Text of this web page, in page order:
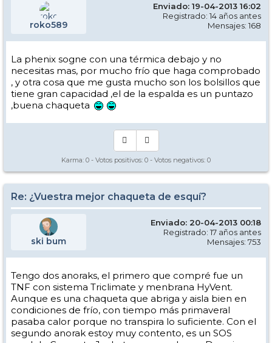
roko589
Enviado: 19-04-2013 16:02
Registrado: 14 años antes
Mensajes: 168
La phenix sogne con una térmica debajo y no
necesitas mas, por mucho frío que haga comprobado
, y otra cosa que me gusta mucho son los bolsillos que
tiene gran capacidad ,el de la espalda es un puntazo
,buena chaqueta
Karma: 0 - Votos positivos: 0 - Votos negativos: 0
Re: ¿Vuestra mejor chaqueta de esquí?
ski bum
Enviado: 20-04-2013 00:18
Registrado: 17 años antes
Mensajes: 753
Tengo dos anoraks, el primero que compré fue un
TNF con sistema Triclimate y menbrana HyVent.
Aunque es una chaqueta que abriga y aisla bien en
condiciones de frío, con tiempo más primaveral
pasaba calor porque no transpira lo suficiente. Con el
segundo anorak estoy muy contento, es un SOS